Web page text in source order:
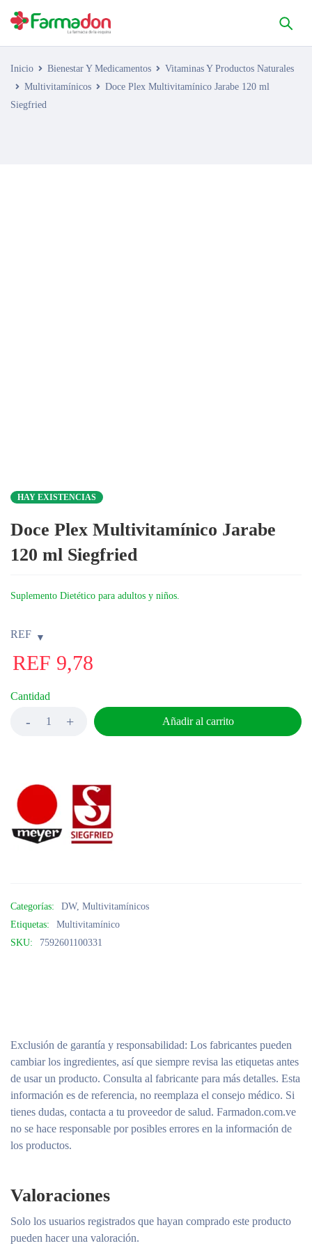
Inicio Bienestar Y Medicamentos
Vitaminas Y Productos Naturales
Multivitamínicos
Doce Plex Multivitamínico Jarabe 120 ml
Siegfried
HAY EXISTENCIAS
Doce Plex Multivitamínico Jarabe
120 ml Siegfried
Suplemento Dietético para adultos y niños.
REF
REF 9,78
Cantidad
Añadir al carrito
Categorías: DW, Multivitamínicos
Etiquetas:
Multivitamínico
SKU:
7592601100331
Exclusión de garantía y responsabilidad: Los fabricantes pueden
cambiar los ingredientes, así que siempre revisa las etiquetas antes
de usar un producto. Consulta al fabricante para más detalles. Esta
información es de referencia, no reemplaza el consejo médico. Si
tienes dudas, contacta a tu proveedor de salud. Farmadon.com.ve
no se hace responsable por posibles errores en la información de
los productos.
Valoraciones
Solo los usuarios registrados que hayan comprado este producto
pueden hacer una valoración.